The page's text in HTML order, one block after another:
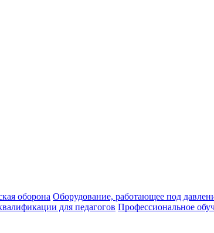
оборона Оборудование, работающее под
для педагогов Профессиональное